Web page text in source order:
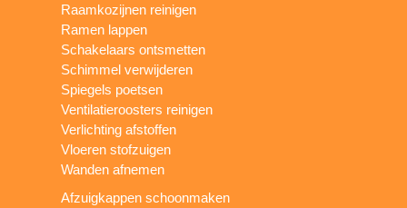
Raamkozijnen reinigen
Ramen lappen
Schakelaars ontsmetten
Schimmel verwijderen
Spiegels poetsen
Ventilatieroosters reinigen
Verlichting afstoffen
Vloeren stofzuigen
Wanden afnemen
Afzuigkappen schoonmaken